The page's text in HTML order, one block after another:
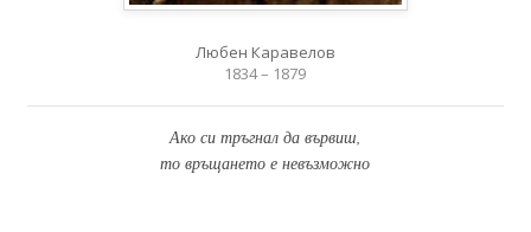
Любен Каравелов
1834 – 1879
Ако си тръгнал да вървиш,
то връщането е невъзможно